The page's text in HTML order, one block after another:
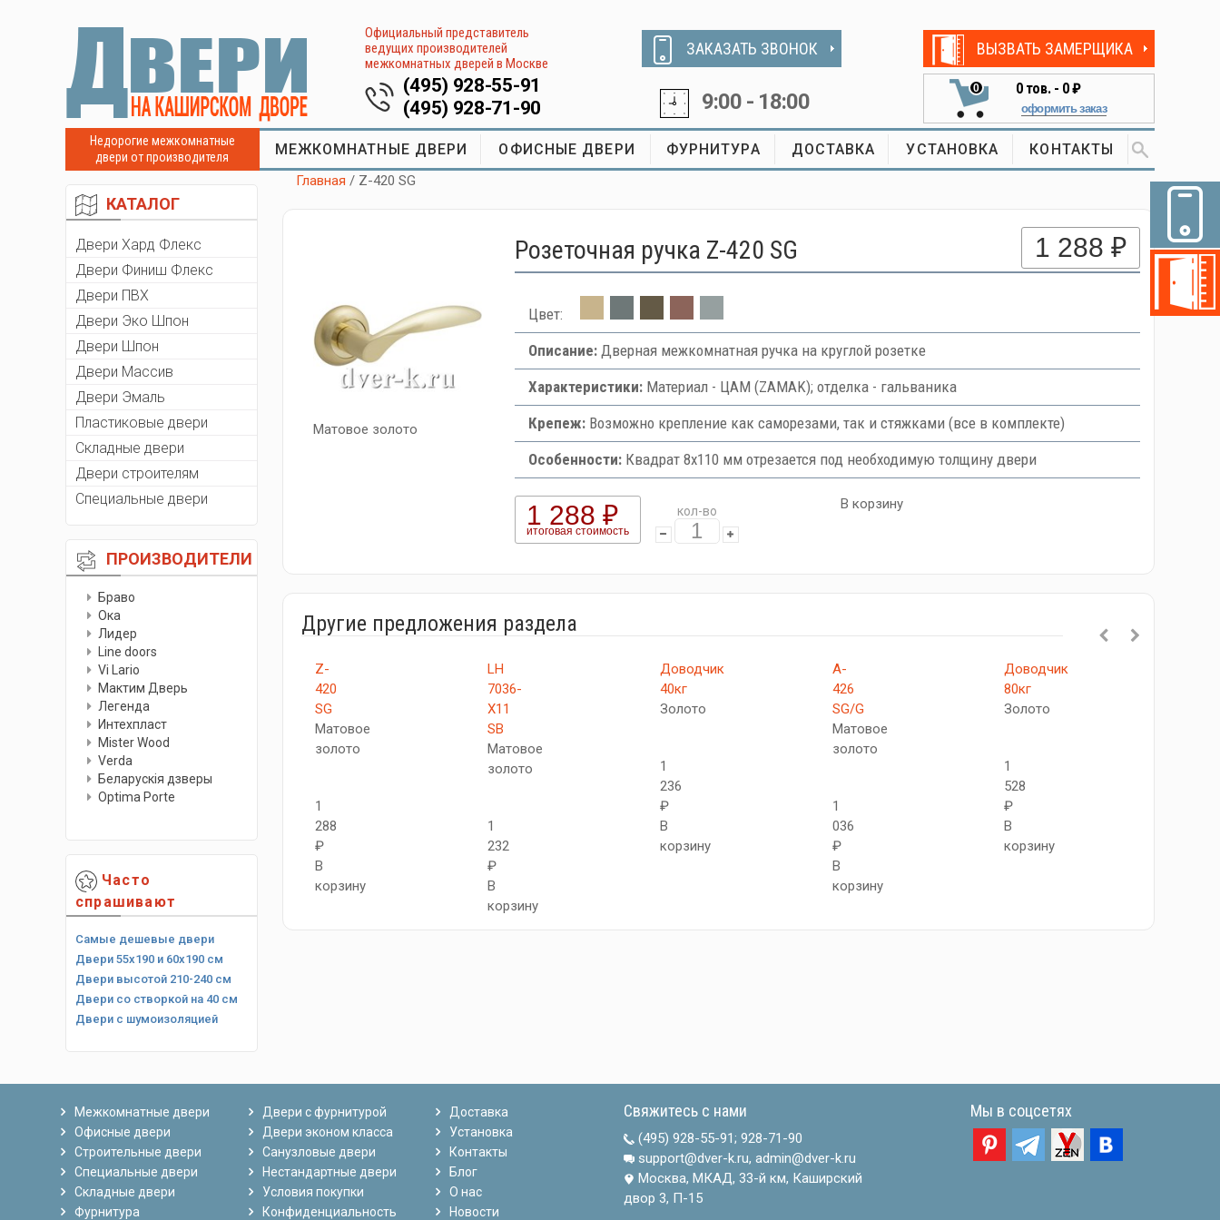
Официальный представитель
ведущих производителей
межкомнатных дверей в Москве
(495) 928-55-91
(495) 928-71-90
ЗАКАЗАТЬ ЗВОНОК
9:00 - 18:00
ВЫЗВАТЬ ЗАМЕРЩИКА
0 0тов. - 0 ₽
оформить заказ
Недорогие межкомнатные
двери от производителя
МЕЖКОМНАТНЫЕ ДВЕРИ ОФИСНЫЕ ДВЕРИ ФУРНИТУРА ДОСТАВКА УСТАНОВКА КОНТАКТЫ
КАТАЛОГ
Двери Хард Флекс
Двери Финиш Флекс
Двери ПВХ
Двери Эко Шпон
Двери Шпон
Двери Массив
Двери Эмаль
Пластиковые двери
Складные двери
Двери строителям
Специальные двери
ПРОИЗВОДИТЕЛИ
Браво
Ока
Лидер
Line doors
Vi Lario
Мактим Дверь
Легенда
Интехпласт
Мister Wood
Verda
Беларускiя дзверы
Optima Porte
Часто
спрашивают
Самые дешевые двери
Двери 55х190 и 60х190 см
Двери высотой 210-240 см
Двери со створкой на 40 см
Двери с шумоизоляцией
Главная / Z-420 SG
Матовое золото
Розеточная ручка Z-420 SG 1 288 ₽
Цвет:
Описание:Дверная межкомнатная ручка на круглой розетке
Характеристики:Материал - ЦАМ (ZAMAK); отделка - гальваника
Крепеж:Возможно крепление как саморезами, так и стяжками (все в комплекте)
Особенности:Квадрат 8х110 мм отрезается под необходимую толщину двери
1 288 ₽
итоговая стоимость
кол-во В корзину
Другие предложения раздела
Z-
420
SG
Матовое
золото
1
288
₽
В
корзину
LH
7036-
X11
SB
Матовое
золото
1
232
₽
В
корзину
Доводчик
40кг
Золото
1
236
₽
В
корзину
A-
426
SG/G
Матовое
золото
1
036
₽
В
корзину
Доводчик
80кг
Золото
1
528
₽
В
корзину
Межкомнатные двери
Офисные двери
Строительные двери
Специальные двери
Складные двери
Фурнитура
Двери с фурнитурой
Двери эконом класса
Санузловые двери
Нестандартные двери
Условия покупки
Конфиденциальность
Доставка
Установка
Контакты
Блог
О нас
Новости
Свяжитесь с нами
(495) 928-55-91; 928-71-90
support@dver-k.ru, admin@dver-k.ru
Москва, МКАД, 33-й км, Каширский
двор 3, П-15
Мы в соцсетях